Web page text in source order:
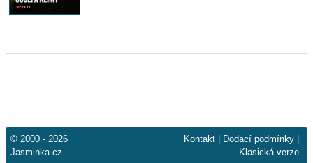
© 2000 - 2026
Jasminka.cz
Kontakt Dodací podmínky